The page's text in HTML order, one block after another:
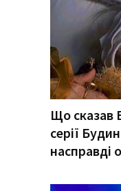
Що сказав
серії
насправді